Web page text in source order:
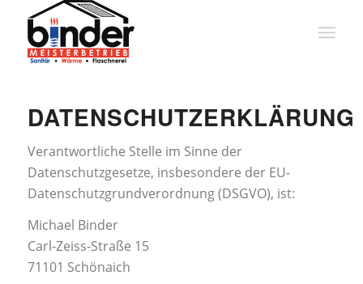
DATENSCHUTZERKLÄRUNG
Verantwortliche Stelle im Sinne der
Datenschutzgesetze, insbesondere der EU-
Datenschutzgrundverordnung (DSGVO), ist:
Michael Binder
Carl-Zeiss-Straße 15
71101 Schönaich